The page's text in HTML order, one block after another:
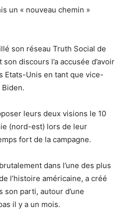
un « nouveau chemin »
son réseau Truth Social de
discours l’a accusée d’avoir
Etats-Unis en tant que vice-
leurs deux visions le 10
(nord-est) lors de leur
fort de la campagne.
dans l’une des plus
l’histoire américaine, a créé
son parti, autour d’une
il y a un mois.